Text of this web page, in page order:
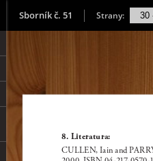
Sborník č. 51 Strany: